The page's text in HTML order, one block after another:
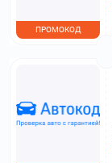
ПРОМОКОД